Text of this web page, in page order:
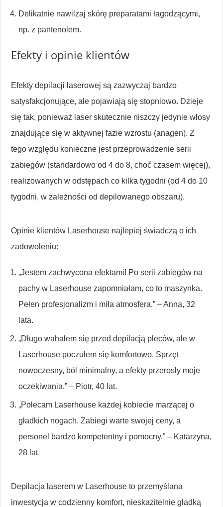
Delikatnie nawilżaj skórę preparatami łagodzącymi,
np. z pantenolem.
Efekty i opinie klientów
Efekty depilacji laserowej są zazwyczaj bardzo
satysfakcjonujące, ale pojawiają się stopniowo. Dzieje
się tak, ponieważ laser skutecznie niszczy jedynie włosy
znajdujące się w aktywnej fazie wzrostu (anagen). Z
tego względu konieczne jest przeprowadzenie serii
zabiegów (standardowo od 4 do 8, choć czasem więcej),
realizowanych w odstępach co kilka tygodni (od 4 do 10
tygodni, w zależności od depilowanego obszaru).
Opinie klientów Laserhouse najlepiej świadczą o ich
zadowoleniu:
„Jestem zachwycona efektami! Po serii zabiegów na
pachy w Laserhouse zapomniałam, co to maszynka.
Pełen profesjonalizm i miła atmosfera.” – Anna, 32
lata.
„Długo wahałem się przed depilacją pleców, ale w
Laserhouse poczułem się komfortowo. Sprzęt
nowoczesny, ból minimalny, a efekty przerosły moje
oczekiwania.” – Piotr, 40 lat.
„Polecam Laserhouse każdej kobiecie marzącej o
gładkich nogach. Zabiegi warte swojej ceny, a
personel bardzo kompetentny i pomocny.” – Katarzyna,
28 lat.
Depilacja laserem w Laserhouse to przemyślana
inwestycja w codzienny komfort, nieskazitelnie gładką